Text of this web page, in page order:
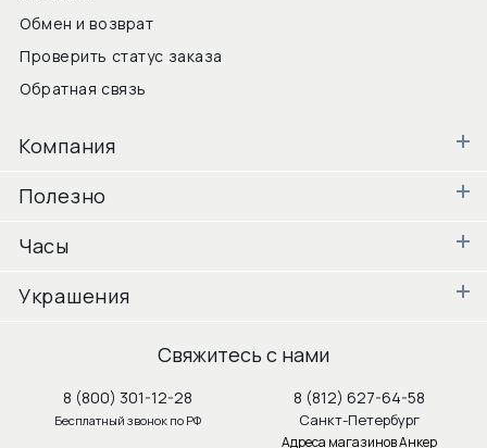
Обмен и возврат
Проверить статус заказа
Обратная связь
Компания
Полезно
Часы
Украшения
Свяжитесь с нами
8 (800) 301-12-28
Бесплатный звонок по РФ
8 (812) 627-64-58
Санкт-Петербург
Адреса магазинов Анкер